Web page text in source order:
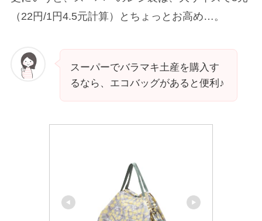
（22円/1円4.5元計算）とちょっとお高め…。
スーパーでバラマキ土産を購入す
るなら、エコバッグがあると便利♪